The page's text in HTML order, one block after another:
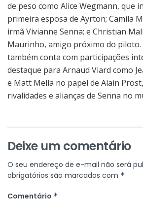
de peso como Alice Wegmann, que
primeira esposa de Ayrton; Camila
irmã Vivianne Senna; e Christian
Maurinho, amigo próximo do piloto.
também conta com participações
destaque para Arnaud Viard como
e Matt Mella no papel de Alain
rivalidades e alianças de Senna no
Deixe um comentário
O seu endereço de e-mail não será
obrigatórios são marcados com *
Comentário *